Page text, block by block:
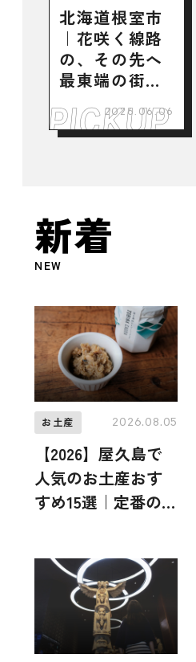
北海道根室市
｜花咲く線路
の、その先へ
最東端の街で
出会った魅力
2026.06.06
新着
NEW
お土産 2026.08.05
【2026】屋久島で
人気のお土産おす
すめ15選｜定番の
まで幅広く紹介